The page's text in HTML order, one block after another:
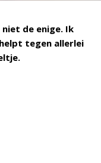
niet de enige. Ik
tegen allerlei